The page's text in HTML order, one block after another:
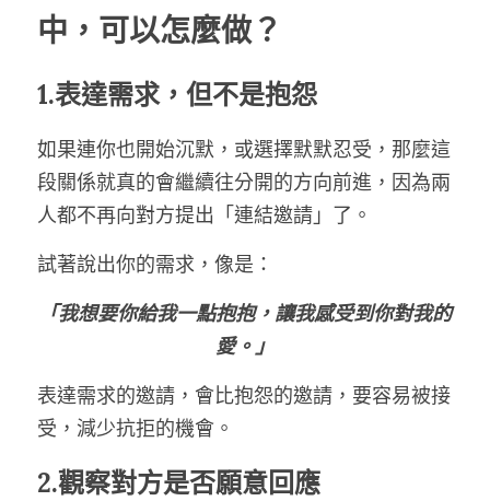
中，可以怎麼做？
1.表達需求，但不是抱怨
如果連你也開始沉默，或選擇默默忍受，那麼這
段關係就真的會繼續往分開的方向前進，因為兩
人都不再向對方提出「連結邀請」了。
試著說出你的需求，像是：
「我想要你給我一點抱抱，讓我感受到你對我的
愛。」
表達需求的邀請，會比抱怨的邀請，要容易被接
受，減少抗拒的機會。
2.觀察對方是否願意回應